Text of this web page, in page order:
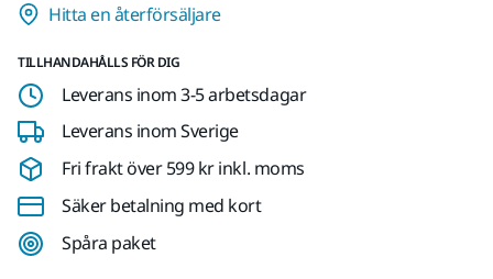
Hitta en återförsäljare
TILLHANDAHÅLLS FÖR DIG
Leverans inom 3-5 arbetsdagar
Leverans inom Sverige
Fri frakt över 599 kr inkl. moms
Säker betalning med kort
Spåra paket